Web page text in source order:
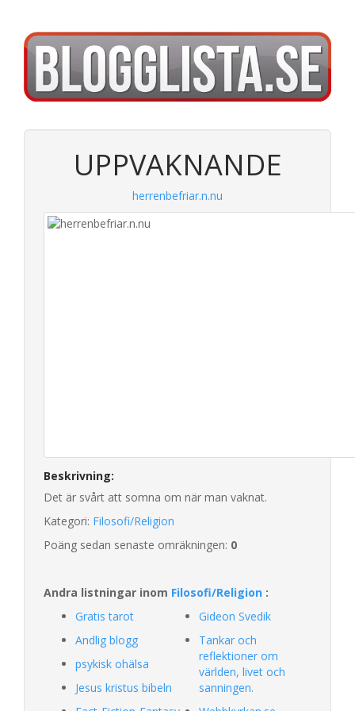
UPPVAKNANDE
herrenbefriar.n.nu
Beskrivning:
Det är svårt att somna om när man vaknat.
Kategori: Filosofi/Religion
Poäng sedan senaste omräkningen: 0
Andra listningar inom Filosofi/Religion :
Gratis tarot
Andlig blogg
psykisk ohälsa
Jesus kristus bibeln
Gideon Svedik
Tankar och
reflektioner om
världen, livet och
sanningen.